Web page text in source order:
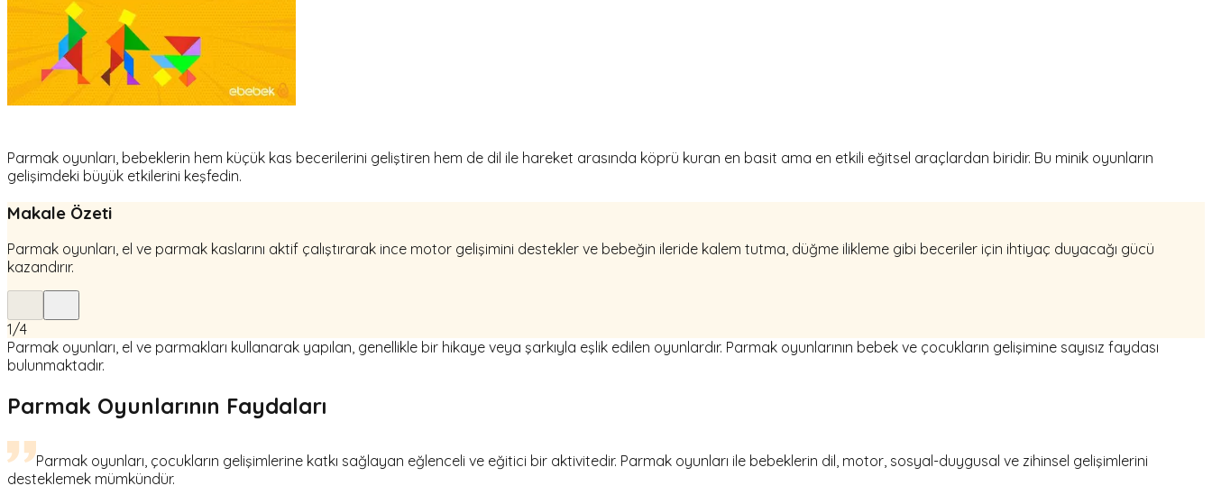
Parmak oyunları, bebeklerin hem küçük kas becerilerini geliştiren hem de dil ile hareket arasında köprü kuran en basit ama en etkili eğitsel araçlardan biridir. Bu minik oyunların
gelişimdeki büyük etkilerini keşfedin.
Makale Özeti
Parmak oyunları, el ve parmak kaslarını aktif çalıştırarak ince motor gelişimini destekler ve bebeğin ileride kalem tutma, düğme ilikleme gibi beceriler için ihtiyaç duyacağı gücü
kazandırır.
1/4
Parmak oyunları, el ve parmakları kullanarak yapılan, genellikle bir hikaye veya şarkıyla eşlik edilen oyunlardır. Parmak oyunlarının bebek ve çocukların gelişimine sayısız faydası
bulunmaktadır.
Parmak Oyunlarının Faydaları
Parmak oyunları, çocukların gelişimlerine katkı sağlayan eğlenceli ve eğitici bir aktivitedir. Parmak oyunları ile bebeklerin dil, motor, sosyal-duygusal ve zihinsel gelişimlerini
desteklemek mümkündür.